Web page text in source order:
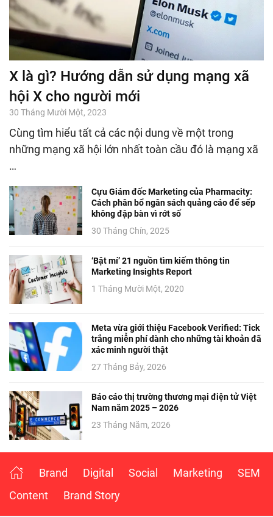
X là gì? Hướng dẫn sử dụng mạng xã
hội X cho người mới
30 Tháng Mười Một, 2023
Cùng tìm hiểu tất cả các nội dung về một trong
những mạng xã hội lớn nhất toàn cầu đó là mạng xã
…
Cựu Giám đốc Marketing của Pharmacity:
Cách phân bổ ngân sách quảng cáo để sếp
không đập bàn vì rớt số
30 Tháng Chín, 2025
‘Bật mí’ 21 nguồn tìm kiếm thông tin
Marketing Insights Report
1 Tháng Mười Một, 2020
Meta vừa giới thiệu Facebook Verified: Tick
trắng miễn phí dành cho những tài khoản đã
xác minh người thật
27 Tháng Bảy, 2026
Báo cáo thị trường thương mại điện tử Việt
Nam năm 2025 – 2026
23 Tháng Năm, 2026
Brand Digital Social Marketing
SEM
Content
Brand Story